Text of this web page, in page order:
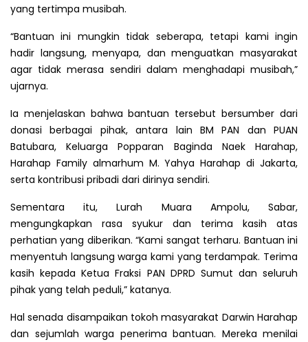
yang tertimpa musibah.
“Bantuan ini mungkin tidak seberapa, tetapi kami ingin
hadir langsung, menyapa, dan menguatkan masyarakat
agar tidak merasa sendiri dalam menghadapi musibah,”
ujarnya.
Ia menjelaskan bahwa bantuan tersebut bersumber dari
donasi berbagai pihak, antara lain BM PAN dan PUAN
Batubara, Keluarga Popparan Baginda Naek Harahap,
Harahap Family almarhum M. Yahya Harahap di Jakarta,
serta kontribusi pribadi dari dirinya sendiri.
Sementara itu, Lurah Muara Ampolu, Sabar,
mengungkapkan rasa syukur dan terima kasih atas
perhatian yang diberikan. “Kami sangat terharu. Bantuan ini
menyentuh langsung warga kami yang terdampak. Terima
kasih kepada Ketua Fraksi PAN DPRD Sumut dan seluruh
pihak yang telah peduli,” katanya.
Hal senada disampaikan tokoh masyarakat Darwin Harahap
dan sejumlah warga penerima bantuan. Mereka menilai